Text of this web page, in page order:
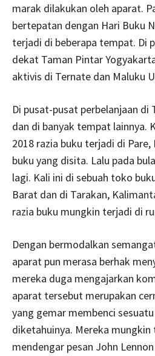
marak dilakukan oleh aparat.
bertepatan dengan Hari Buku
terjadi di beberapa tempat. Di
dekat Taman Pintar
aktivis di Ternate dan Maluku
Di pusat-pusat perbelanjaan di
dan di banyak tempat lainnya.
2018 razia buku terjadi di
buku yang disita. Lalu pada
lagi. Kali ini di sebuah toko
Barat dan di Tarakan,
razia buku mungkin terjadi di
Dengan bermodalkan
aparat pun merasa berhak
mereka duga mengajarkan
aparat tersebut merupakan
yang gemar membenci
diketahuinya. Mereka mungkin
mendengar pesan John Lennon